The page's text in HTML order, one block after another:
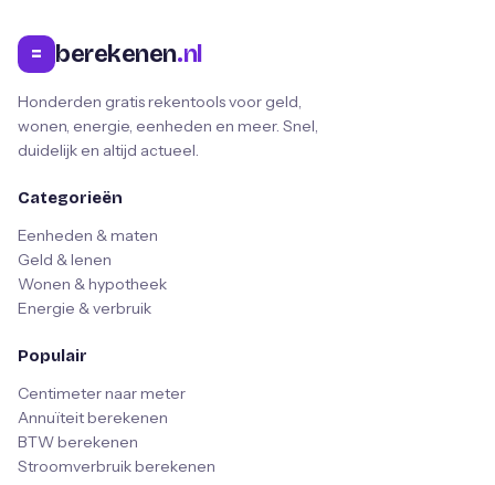
= berekenen.nl
Honderden gratis rekentools voor geld,
wonen, energie, eenheden en meer. Snel,
duidelijk en altijd actueel.
Categorieën
Eenheden & maten
Geld & lenen
Wonen & hypotheek
Energie & verbruik
Populair
Centimeter naar meter
Annuïteit berekenen
BTW berekenen
Stroomverbruik berekenen